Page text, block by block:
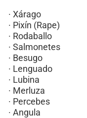
· Xárago
· Pixín (Rape)
· Rodaballo
· Salmonetes
· Besugo
· Lenguado
· Lubina
· Merluza
· Percebes
· Angula